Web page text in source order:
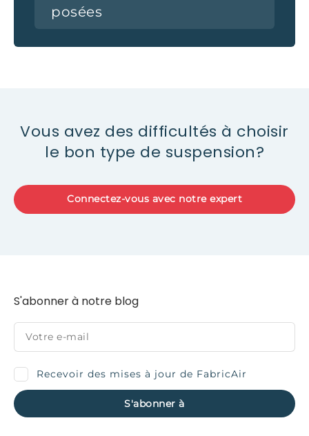
posées
Vous avez des difficultés à choisir
le bon type de suspension?
Connectez-vous avec notre expert
S'abonner à notre blog
Recevoir des mises à jour de FabricAir